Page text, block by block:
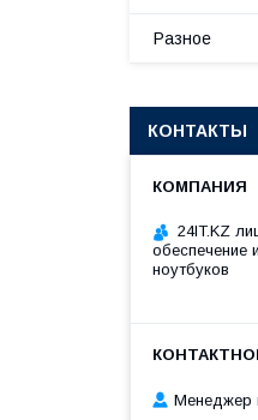
Разное
КОНТАКТЫ
24IT.KZ
обеспечение
ноутбуков
Менеджер